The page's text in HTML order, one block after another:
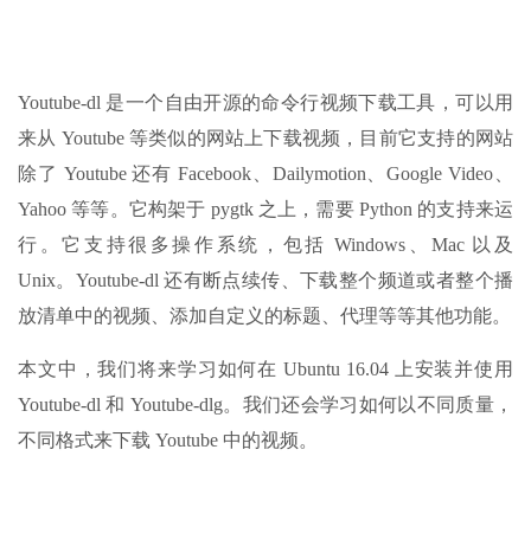
Youtube-dl 是一个自由开源的命令行视频下载工具，可以用
来从 Youtube 等类似的网站上下载视频，目前它支持的网站
除了 Youtube 还有 Facebook、Dailymotion、Google Video、
Yahoo 等等。它构架于 pygtk 之上，需要 Python 的支持来运
行。它支持很多操作系统，包括 Windows、Mac 以及
Unix。Youtube-dl 还有断点续传、下载整个频道或者整个播
放清单中的视频、添加自定义的标题、代理等等其他功能。
本文中，我们将来学习如何在 Ubuntu 16.04 上安装并使用
Youtube-dl 和 Youtube-dlg。我们还会学习如何以不同质量，
不同格式来下载 Youtube 中的视频。